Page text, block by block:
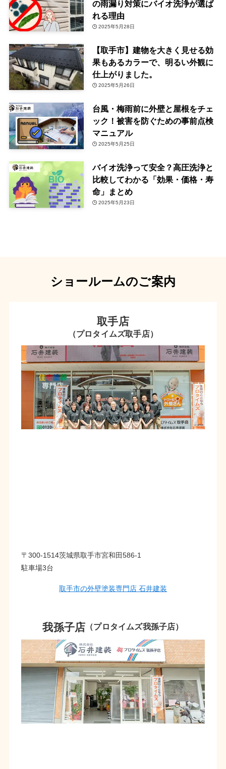
の雨漏り対策にバイオ洗浄が選ば
れる理由
2025年5月28日
【取手市】建物を大きく見せる効
果もあるカラーで、明るい外観に
仕上がりました。
2025年5月26日
台風・梅雨前に外壁と屋根をチェ
ック！被害を防ぐための事前点検
マニュアル
2025年5月25日
バイオ洗浄って安全？高圧洗浄と
比較してわかる「効果・価格・寿
命」まとめ
2025年5月23日
ショールームのご案内
取手店
（プロタイムズ取手店）
〒300-1514茨城県取手市宮和田586-1
駐車場3台
取手市の外壁塗装専門店 石井建装
我孫子店 （プロタイムズ我孫子店）